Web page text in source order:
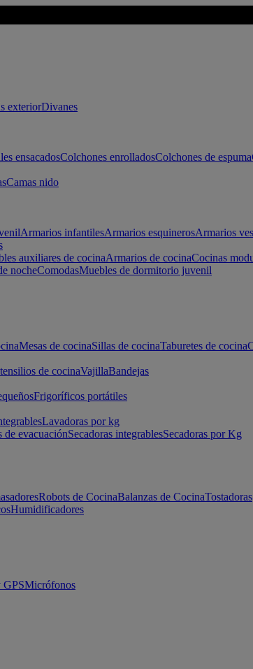
exteriorDivanes
ensacadosColchones enrolladosColchones de espuma
Camas nido
Armarios infantilesArmarios esquinerosArmarios
auxiliares de cocinaArmarios de cocinaCocinas
nocheComodasMuebles de dormitorio juvenil
Mesas de cocinaSillas de cocinaTaburetes de cocina
de cocinaVajillaBandejas
Frigoríficos portátiles
Lavadoras por kg
de evacuaciónSecadoras integrablesSecadoras por Kg
Robots de CocinaBalanzas de CocinaTostadoras
Humidificadores
GPSMicrófonos